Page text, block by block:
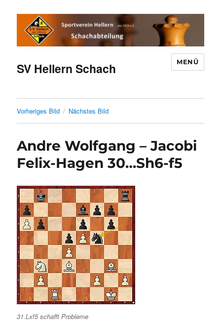
SV Hellern Schach MENÜ
Vorheriges Bild Nächstes Bild
Andre Wolfgang – Jacobi
Felix-Hagen 30…Sh6-f5
31.Lxf5 schafft Probleme